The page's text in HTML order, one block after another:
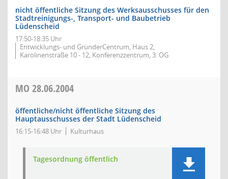
nicht öffentliche Sitzung des Werksausschusses für den
Stadtreinigungs-, Transport- und Baubetrieb
Lüdenscheid
17:50-18:35 Uhr
Entwicklungs- und GründerCentrum, Haus 2,
Karolinenstraße 10 - 12, Konferenzzentrum, 3. OG
MO 28.06.2004
öffentliche/nicht öffentliche Sitzung des
Hauptausschusses der Stadt Lüdenscheid
16:15-16:48 Uhr Kulturhaus
Tagesordnung öffentlich